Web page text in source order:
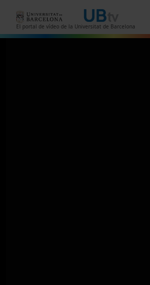
El portal de vídeo de la Universitat de Barcelona